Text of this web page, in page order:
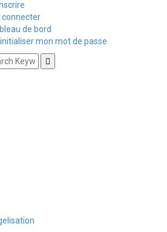
connecter
de bord
mon mot de passe